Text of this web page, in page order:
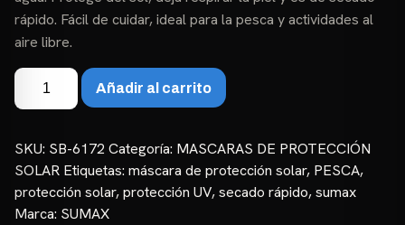
rápido. Fácil de cuidar, ideal para la pesca y actividades al
aire libre.
Máscaras
de
Solar
Sumax
–
KSA-
Añadir al carrito
SKU: SB-6172 Categoría: MASCARAS DE PROTECCIÓN
SOLAR Etiquetas: máscara de protección solar, PESCA,
protección solar,protección UV,secado rápido,sumax
Marca: SUMAX